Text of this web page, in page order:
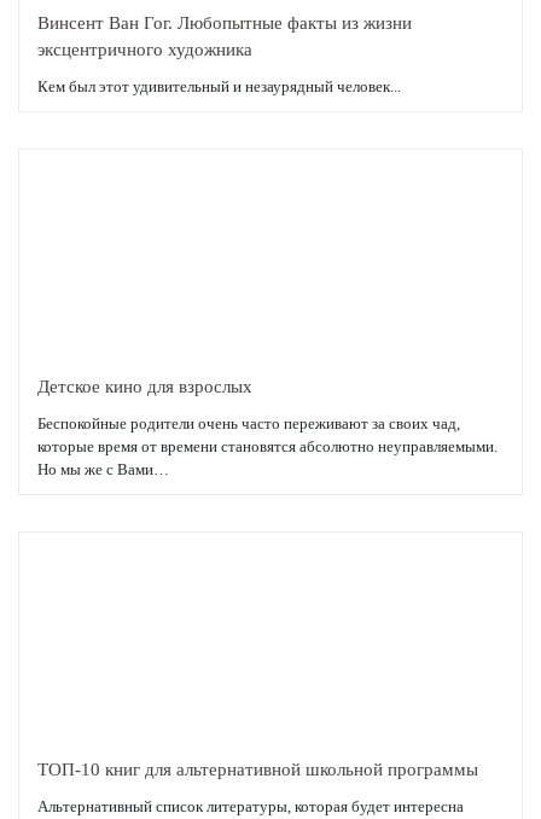
Винсент Ван Гог. Любопытные факты из жизни
эксцентричного художника
Кем был этот удивительный и незаурядный человек...
Детское кино для взрослых
Беспокойные родители очень часто переживают за своих чад,
которые время от времени становятся абсолютно неуправляемыми.
Но мы же с Вами…
ТОП-10 книг для альтернативной школьной программы
Альтернативный список литературы, которая будет интересна